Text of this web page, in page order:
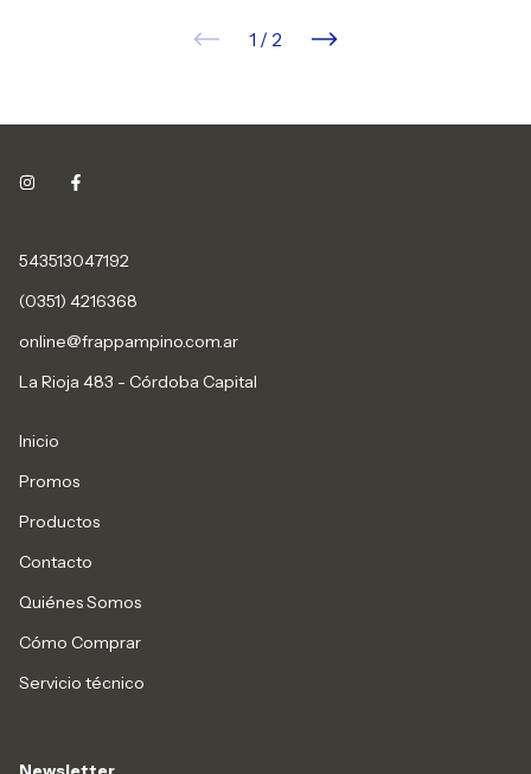
1 / 2
543513047192
(0351) 4216368
online@frappampino.com.ar
La Rioja 483 - Córdoba Capital
Inicio
Promos
Productos
Contacto
Quiénes Somos
Cómo Comprar
Servicio técnico